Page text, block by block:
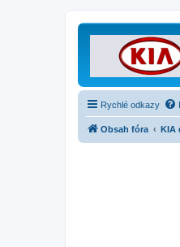
Rychlé odkazy
Obsah fóra KIA